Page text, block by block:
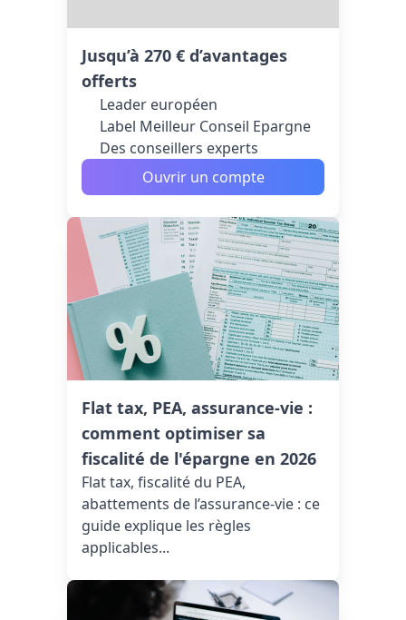
Jusqu’à 270 € d’avantages
offerts
Leader européen
Label Meilleur Conseil Epargne
Des conseillers experts
Ouvrir un compte
Flat tax, PEA, assurance-vie :
comment optimiser sa
fiscalité de l'épargne en 2026
Flat tax, fiscalité du PEA,
abattements de l’assurance-vie : ce
guide explique les règles
applicables...